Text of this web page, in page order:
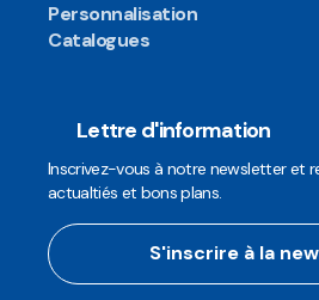
Personnalisation
Catalogues
Lettre d'information
Inscrivez-vous à notre newsletter et
actualtiés et bons plans.
S'inscrire à la